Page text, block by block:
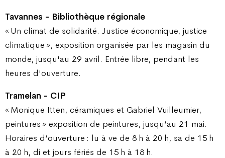
Tavannes - Bibliothèque régionale
« Un climat de solidarité. Justice économique, justice
climatique », exposition organisée par les magasin du
monde, jusqu'au 29 avril. Entrée libre, pendant les
heures d'ouverture.
Tramelan - CIP
« Monique Itten, céramiques et Gabriel Vuilleumier,
peintures » exposition de peintures, jusqu’au 21 mai.
Horaires d’ouverture : lu à ve de 8 h à 20 h, sa de 15 h
à 20 h, di et jours fériés de 15 h à 18 h.